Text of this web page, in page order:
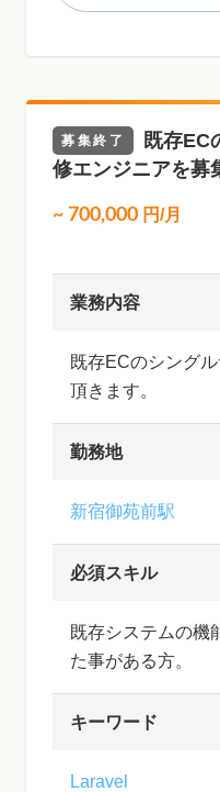
募集終了
既存EC
修エンジニアを募
~ 700,000 円/月
業務内容
既存ECのシング
頂きます。
勤務地
新宿御苑前駅
必須スキル
既存システムの機
た事がある方。
キーワード
Laravel